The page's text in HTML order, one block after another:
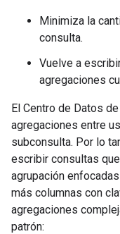
Minimiza la
consulta.
Vuelve a
agregaciones
El Centro de Datos
agregaciones entre
subconsulta. Por lo
escribir consultas
agrupación
más columnas con
agregaciones
patrón: